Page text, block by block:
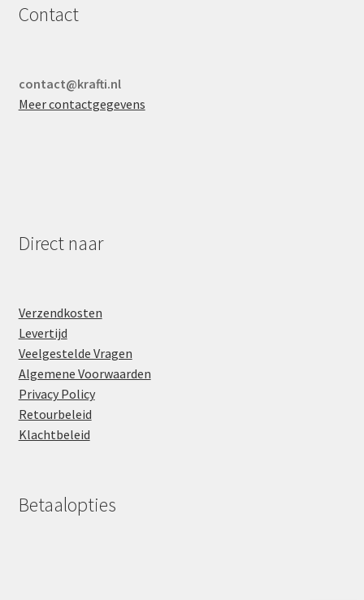
Contact
contact@krafti.nl
Meer contactgegevens
Direct naar
Verzendkosten
Levertijd
Veelgestelde Vragen
Algemene Voorwaarden
Privacy Policy
Retourbeleid
Klachtbeleid
Betaalopties